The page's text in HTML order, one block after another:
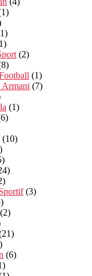
(2)
(1)
Armani (7)
(1)
(10)
(3)
(2)
(6)